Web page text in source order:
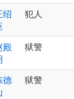
绍
犯人
殿
狱警
德
狱警